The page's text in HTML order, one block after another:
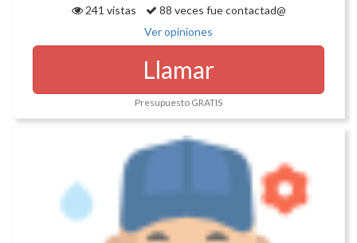
241 vistas
88 veces fue contactad@
Ver opiniones
Llamar
Presupuesto GRATIS